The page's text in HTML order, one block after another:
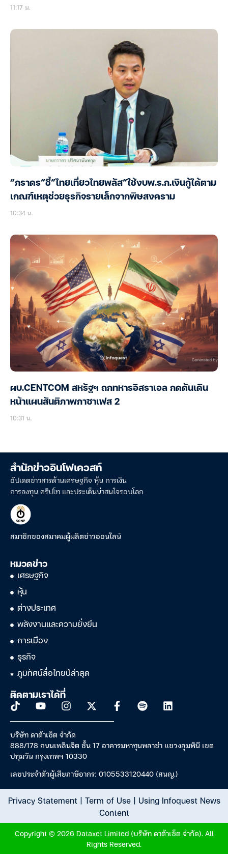
11:17 น.
“ภราดร”ชี้”ไทยเที่ยวไทยพลัส”ใช้งบพ.ร.ก.เงินกู้ได้ตาม
เกณฑ์เหตุช่วยธุรกิจรายเล็กจากพิษสงคราม
10:34 น.
ผบ.CENTCOM สหรัฐฯ ถกทหารอิสราเอล กดดันเดิน
หน้าแผนสันติภาพกาซาเฟส 2
10:31 น.
สำนักข่าวอินโฟเควสท์
อัปเดตข่าวสารด้านเศรษฐกิจ หุ้น การเงิน
การลงทุน คริปโท และประเด็นน่าสนใจรอบโลก
สมาชิกของสมาคมผู้ผลิตข่าวออนไลน์
หมวดข่าว
เศรษฐกิจ
หุ้น
ต่างประเทศ
พลังงานและความยั่งยืน
การเมือง
ธุรกิจ
ภูมิทัศน์สื่อไทยปีล่าสุด
ติดตามเราได้ที่
บริษัท ดาต้าเซ็ต จำกัด
888/178 ถนนเพลินจิต ชั้น 17 อาคารมหาทุนพลาซ่า แขวงลุมพินี เขต
ปทุมวัน กรุงเทพฯ 10330
เลขประจำตัวผู้เสียภาษีอากร: 0105533120440 (สนญ.)
Privacy Statement| Term of Use| Using Infoquest News
Content
Copyright © 2026 Dataxet Limited (บริษัท ดาต้าเซ็ต จำกัด). All
Rights Reserved.